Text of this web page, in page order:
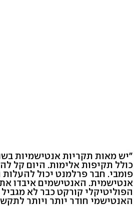
"יש מאות תקריות אנטישמיות
כולל תקיפות אלימות. היום קל
פומבי. חבר פרלמנט יכול
אנטישמית. האנטישמים איבדו
הפוליטיקלי קורקט כבר לא
האנטישמי חודר יותר ויותר